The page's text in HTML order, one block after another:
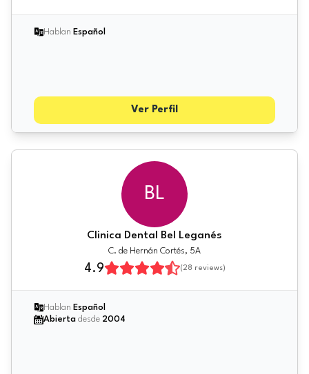
Hablan Español
Ver Perfil
BL
Clinica Dental Bel Leganés
C. de Hernán Cortés, 5A
4.9 (28 reviews)
Hablan Español
Abierta desde 2004